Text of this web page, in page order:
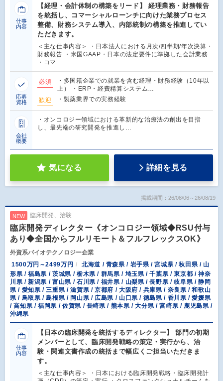
仕事
内容
【経理・会計体制の構築をリード】 経理業務・財務報告
を統括し、コマーシャルローンチに向けた業務プロセス
整備、財務システム導入、内部統制の構築を推進してい
ただきます。
＜主な仕事内容＞ ・日本法人における月次/四半期/年次決算・
財務報告 ・米国GAAP・日本の法定要件に準拠した会計業務
・コマ…
応募
資格
必須
・多国籍企業での就業を含む経理・財務経験（10年以
上） ・ERP・経費精算システム…
歓迎
・製薬業界での実務経験
会社
概要
・オンコロジー領域における革新的な治療法の創出を目指
し、最先端の研究開発を推進し…
気になる 詳細を見る
掲載期間：26/08/06～26/08/19
NEW 臨床開発、治験
臨床開発ディレクター《オンコロジー領域◆RSU付与
あり◆全国からフルリモート＆フルフレックスOK》
外資系バイオテクノロジー企業
1500万円～2499万円
北海道 / 青森県 / 岩手県 / 宮城県 / 秋田県 / 山
形県 / 福島県 / 茨城県 / 栃木県 / 群馬県 / 埼玉県 / 千葉県 / 東京都 / 神奈
川県 / 新潟県 / 富山県 / 石川県 / 福井県 / 山梨県 / 長野県 / 岐阜県 / 静岡
県 / 愛知県 / 三重県 / 滋賀県 / 京都府 / 大阪府 / 兵庫県 / 奈良県 / 和歌山
県 / 鳥取県 / 島根県 / 岡山県 / 広島県 / 山口県 / 徳島県 / 香川県 / 愛媛県
/ 高知県 / 福岡県 / 佐賀県 / 長崎県 / 熊本県 / 大分県 / 宮崎県 / 鹿児島県 /
沖縄県
仕事
内容
【日本の臨床開発を統括するディレクター】 部門の初期
メンバーとして、臨床開発戦略の策定・実行から、治
験・関連文書作成の統括まで幅広くご担当いただきま
す。
＜主な仕事内容＞ ・日本における臨床開発戦略・臨床開発計